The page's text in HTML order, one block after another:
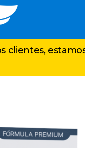
clientes,